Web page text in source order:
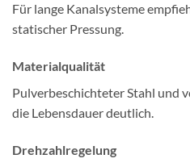
Für lange Kanalsysteme
statischer Pressung.
Materialqualität
Pulverbeschichteter Stahl und
die Lebensdauer deutlich.
Drehzahlregelung